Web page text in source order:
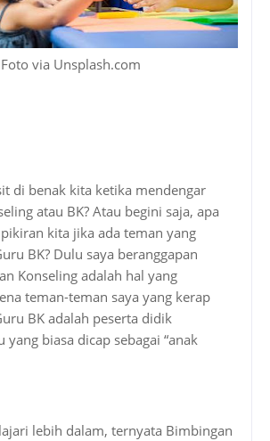
Foto via Unsplash.com
di benak kita ketika mendengar
atau BK? Atau begini saja, apa
kita jika ada teman yang
BK? Dulu saya beranggapan
Konseling adalah hal yang
teman-teman saya yang kerap
BK adalah peserta didik
yang biasa dicap sebagai “anak
lebih dalam, ternyata Bimbingan